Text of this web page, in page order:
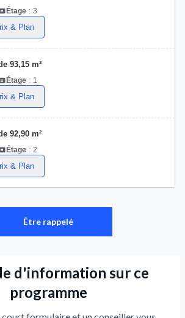
Étage : 3
& Plan
93,15 m²
Étage : 1
& Plan
92,90 m²
Étage : 2
& Plan
Être rappelé
d'information sur ce
programme